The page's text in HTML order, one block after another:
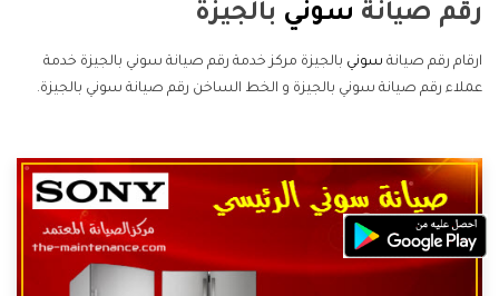
رقم صيانة سوني بالجيزة
ارقام رقم صيانة سوني بالجيزة مركز خدمة رقم صيانة سوني بالجيزة خدمة
عملاء رقم صيانة سوني بالجيزة و الخط الساخن رقم صيانة سوني بالجيزة.